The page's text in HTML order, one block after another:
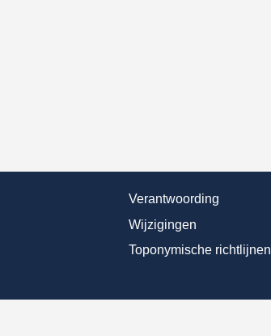
Verantwoording
Wijzigingen
Toponymische richtlijnen